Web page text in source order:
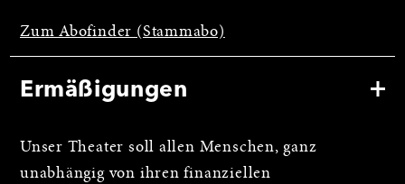
Zum Abofinder (Stammabo)
Ermäßigungen
Unser Theater soll allen Menschen, ganz
unabhängig von ihren finanziellen